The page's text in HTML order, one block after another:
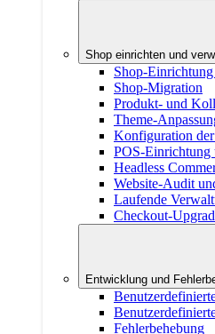
Shop einrichten und
Shop-
Shop-Migration
Produkt- und
Theme-
Konfiguration
POS-Einrichtung
Headless
Website-Audit
Laufende
Checkout-
Entwicklung und
Fehlerbehebung